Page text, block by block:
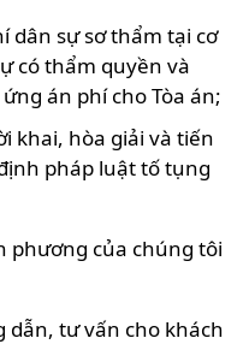
dân sự sơ thẩm tại cơ
có thẩm quyền và
án phí cho Tòa án;
khai, hòa giải và tiến
pháp luật tố tụng
phương của chúng tôi
dẫn, tư vấn cho khách